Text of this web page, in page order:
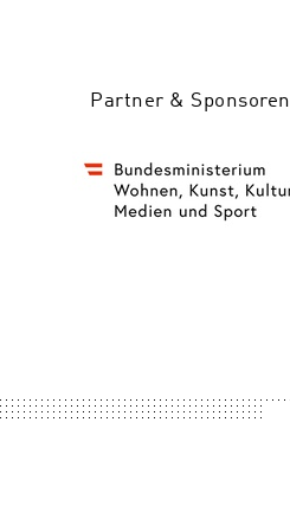
Partner & Sponsoren